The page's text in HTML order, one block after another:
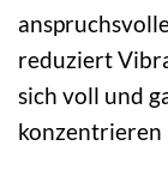
reduziert
sich voll und
konzentrieren